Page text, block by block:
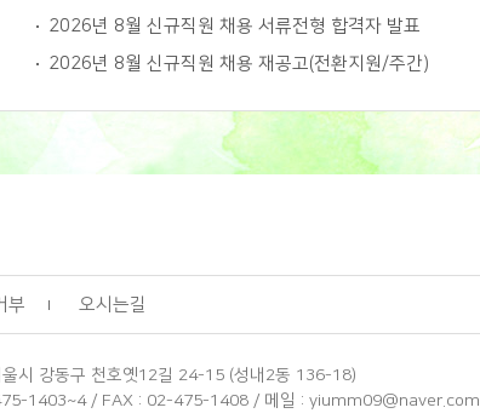
2026년 8월 신규직원 채용 서류전형 합격자 발표
2026년 8월 신규직원 채용 재공고(전환지원/주간)
부 오시는길
시 강동구 천호옛12길 24-15 (성내2동 136-18)
1403~4 / FAX : 02-475-1408 / 메일 : yiumm09@naver.com